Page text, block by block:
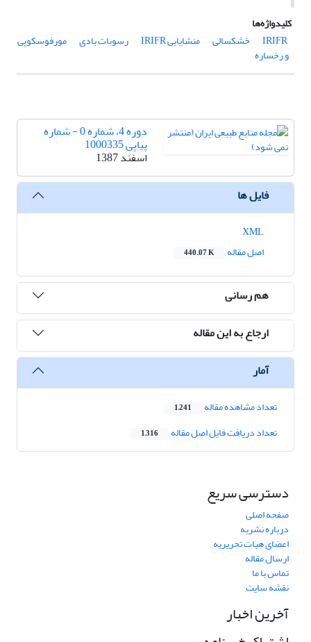
کلیدواژه‌ها
‌ IRIFR
خشکسالی منشایابی IRIFR رسوبات بادی مورفوسکوپی
و رخساره
دوره 4، شماره 0 - شماره
پیاپی 1000335
اسفند 1387
فایل ها
اصل مقاله
440.07 K
هم رسانی
ارجاع به این مقاله
آمار
تعداد مشاهده مقاله 1,241
تعداد دریافت فایل اصل مقاله 1,316
دسترسی سریع
صفحه اصلی
درباره نشریه
اعضای هیات تحریریه
ارسال مقاله
تماس با ما
نقشه سایت
آخرین اخبار